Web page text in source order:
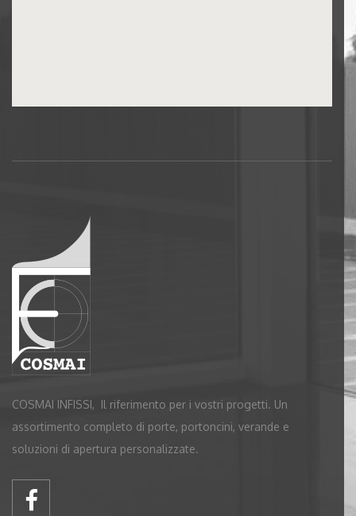
COSMAI INFISSI, Il riferimento per i vostri progetti. Un
assortimento completo di porte, portoncini, verande e
soluzioni di apertura personalizzate.